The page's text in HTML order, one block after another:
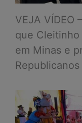
VEJA VÍDEO
que
em Minas e